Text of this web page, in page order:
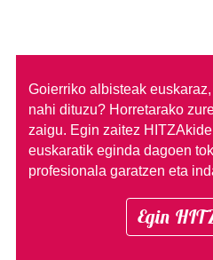
Goierriko albisteak
nahi dituzu? Horretarako
zaigu. Egin zaitez
euskaratik eginda dagoen
profesionala garatzen eta
Egin